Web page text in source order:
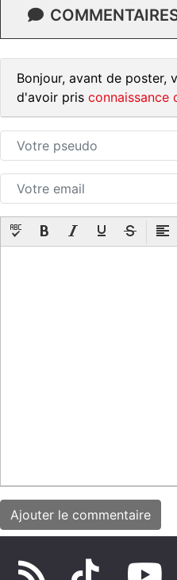
Bonjour, avant de poster,
d'avoir pris connaissance